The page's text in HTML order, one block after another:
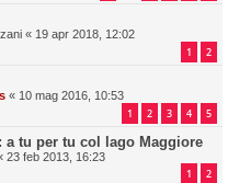
« 19 apr 2018, 12:02
1 2
« 10 mag 2016, 10:53
1 2 3 4 5
a tu per tu col lago Maggiore
23 feb 2013, 16:23
1 2